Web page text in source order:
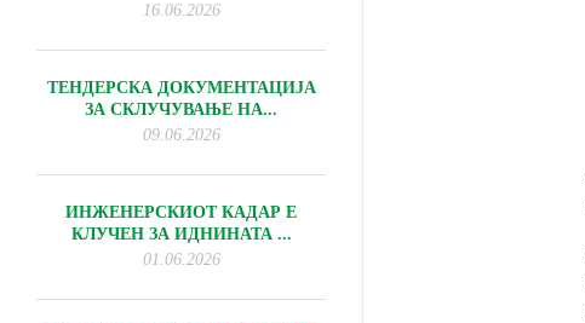
16.06.2026
ТЕНДЕРСКА ДОКУМЕНТАЦИЈА
ЗА СКЛУЧУВАЊЕ НА...
09.06.2026
ИНЖЕНЕРСКИОТ КАДАР Е
КЛУЧЕН ЗА ИДНИНАТА ...
01.06.2026